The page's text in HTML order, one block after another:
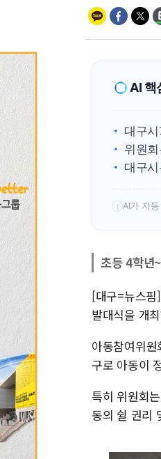
AI 핵
대구
위원
대구
! AI가 자
초등 4학년
[대구=뉴스
발대식을 개
아동참여위
구로 아동이
특히 위원회
동의 쉴 권리